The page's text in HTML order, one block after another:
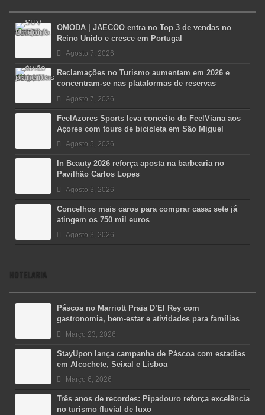
OMODA | JAECOO entra no Top 3 de vendas no
Reino Unido e cresce em Portugal
Agosto 7, 2026
Reclamações no Turismo aumentam em 2026 e
concentram-se nas plataformas de reservas
Agosto 7, 2026
FeelAzores Sports leva conceito do FeelViana aos
Açores com tours de bicicleta em São Miguel
Agosto 5, 2026
In Beauty 2026 reforça aposta na barbearia no
Pavilhão Carlos Lopes
Agosto 3, 2026
Concelhos mais caros para comprar casa: sete já
atingem os 750 mil euros
Agosto 3, 2026
HOTELARIA
Páscoa no Marriott Praia D’El Rey com
gastronomia, bem-estar e atividades para famílias
Março 23, 2026
StayUpon lança campanha de Páscoa com estadias
em Alcochete, Seixal e Lisboa
Março 6, 2026
Três anos de recordes: Pipadouro reforça excelência
no turismo fluvial de luxo